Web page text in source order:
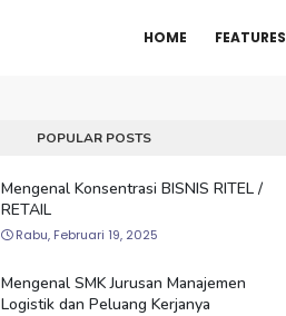
HOME FEATURES
POPULAR POSTS
Mengenal Konsentrasi BISNIS RITEL /
RETAIL
Rabu, Februari 19, 2025
Mengenal SMK Jurusan Manajemen
Logistik dan Peluang Kerjanya